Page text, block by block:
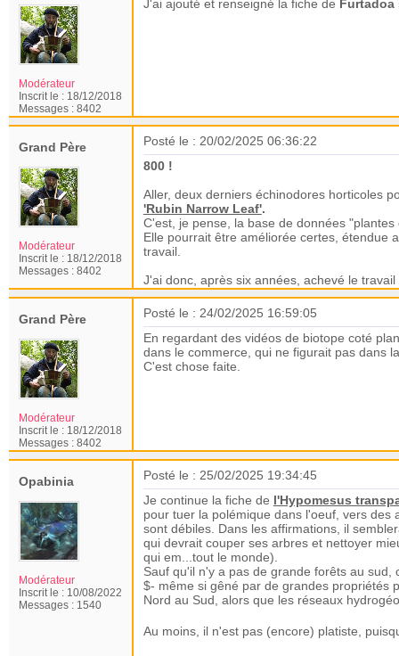
Modérateur
Inscrit le : 18/12/2018
Messages : 8402
J'ai ajouté et renseigné la fiche de
Grand Père
Modérateur
Inscrit le : 18/12/2018
Messages : 8402
Posté le : 20/02/2025 06:36:22
800 !
Aller, deux derniers échinodores horticoles
'Rubin Narrow Leaf'.
C'est, je pense, la base de données
Elle pourrait être améliorée certes, étendue
travail.
J'ai donc, après six années, achevé le
Grand Père
Modérateur
Inscrit le : 18/12/2018
Messages : 8402
Posté le : 24/02/2025 16:59:05
En regardant des vidéos de biotope coté
dans le commerce, qui ne figurait pas dans
C'est chose faite.
Opabinia
Modérateur
Inscrit le : 10/08/2022
Messages : 1540
Posté le : 25/02/2025 19:34:45
Je continue la fiche de l'Hypomesus
pour tuer la polémique dans l'oeuf, vers des
sont débiles. Dans les affirmations, il
qui devrait couper ses arbres et nettoyer
qui em...tout le monde).
Sauf qu'il n'y a pas de grande forêts au
$- même si gêné par de grandes propriétés
Nord au Sud, alors que les réseaux
Au moins, il n'est pas (encore) platiste,